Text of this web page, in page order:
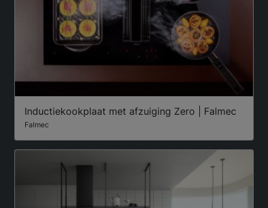
Inductiekookplaat met afzuiging Zero | Falmec
Falmec